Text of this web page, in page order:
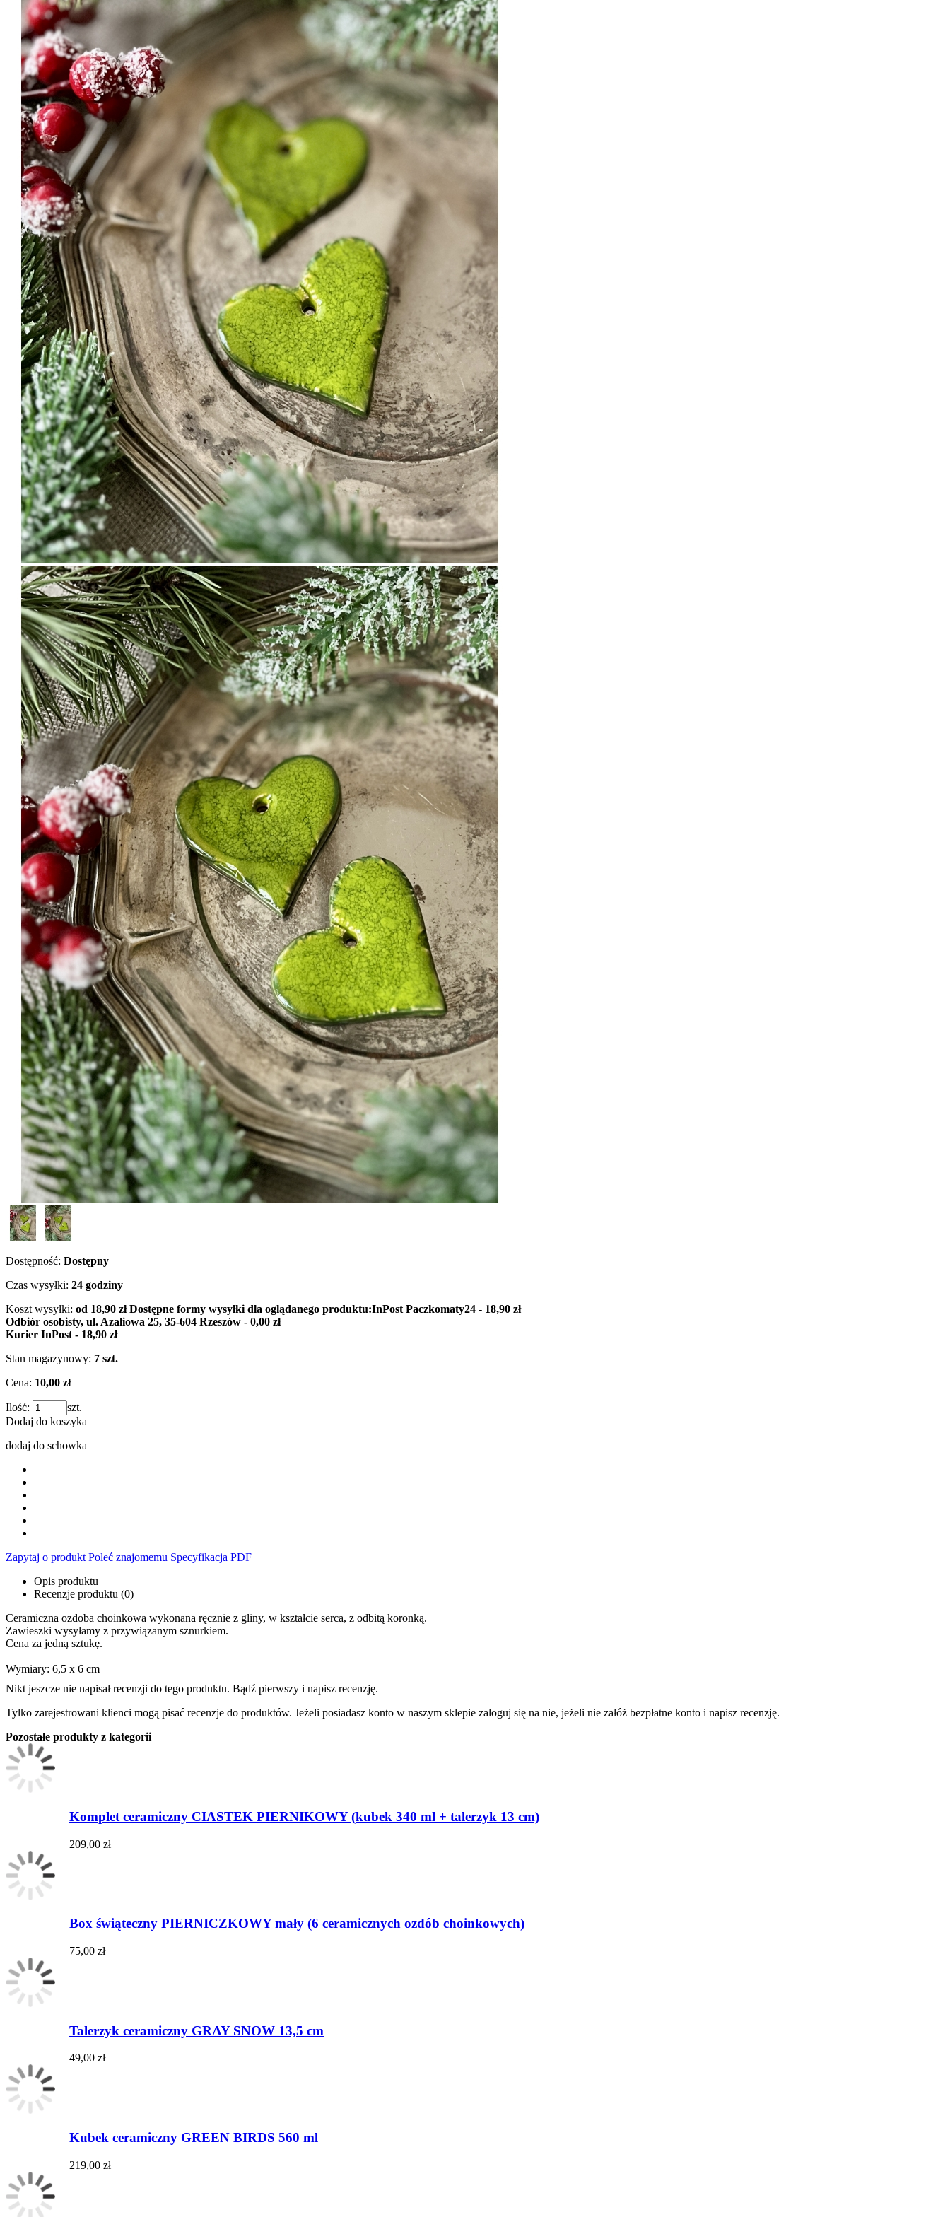
Dostępność: Dostępny
Czas wysyłki: 24 godziny
Koszt wysyłki: od 18,90 złDostępne formy wysyłki dla oglądanego produktu:InPost Paczkomaty24 - 18,90 zł
Odbiór osobisty, ul. Azaliowa 25, 35-604 Rzeszów - 0,00 zł
Kurier InPost - 18,90 zł
Stan magazynowy: 7 szt.
Cena: 10,00 zł
Ilość:
szt.
Dodaj do koszyka
dodaj do schowka
Zapytaj o produkt Poleć znajomemu Specyfikacja PDF
Opis produktu
Recenzje produktu (0)
Ceramiczna ozdoba choinkowa wykonana ręcznie z gliny, w kształcie serca, z odbitą koronką.
Zawieszki wysyłamy z przywiązanym sznurkiem.
Cena za jedną sztukę.
Wymiary: 6,5 x 6 cm
Nikt jeszcze nie napisał recenzji do tego produktu. Bądź pierwszy i napisz recenzję.
Tylko zarejestrowani klienci mogą pisać recenzje do produktów. Jeżeli posiadasz konto w naszym sklepie zaloguj się na nie, jeżeli nie załóż bezpłatne konto i napisz recenzję.
Pozostałe produkty z kategorii
Komplet ceramiczny CIASTEK PIERNIKOWY (kubek 340 ml + talerzyk 13 cm)
209,00 zł
Box świąteczny PIERNICZKOWY mały (6 ceramicznych ozdób choinkowych)
75,00 zł
Talerzyk ceramiczny GRAY SNOW 13,5 cm
49,00 zł
Kubek ceramiczny GREEN BIRDS 560 ml
219,00 zł